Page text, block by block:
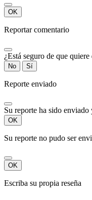
OK
Reportar comentario
¿Está seguro de que
No Sí
Reporte enviado
Su reporte ha sido enviado
OK
Su reporte no pudo ser
OK
Escriba su propia reseña